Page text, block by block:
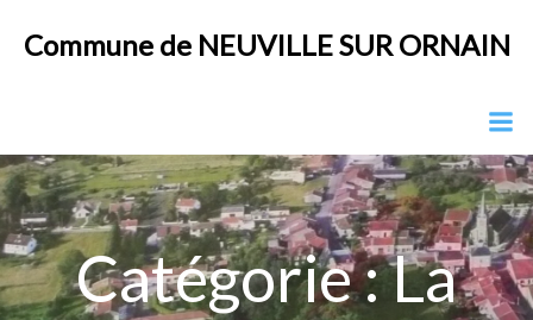
au
Commune de NEUVILLE SUR ORNAIN
Catégorie :La